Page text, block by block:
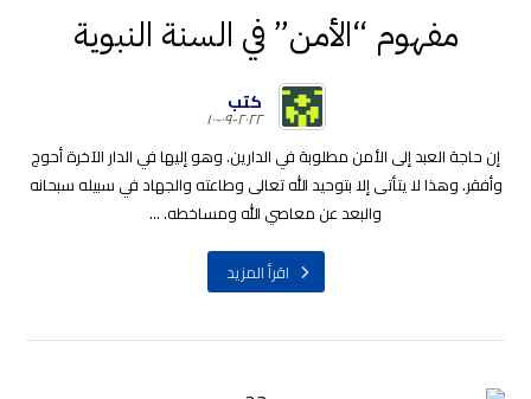
مفهوم “الأمن” في السنة النبوية
كتب
٢٠٢٢-٠٩-١٠
إن حاجة العبد إلى الأمن مطلوبة في الدارين. وهو إليها في الدار الآخرة أحوج
وأفقر. وهذا لا يتأتى إلا بتوحيد الله تعالى وطاعته والجهاد في سبيله سبحانه
والبعد عن معاصي الله ومساخطه. ...
اقرأ المزيد